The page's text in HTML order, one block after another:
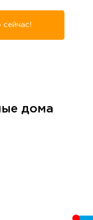
сейчас!
дома